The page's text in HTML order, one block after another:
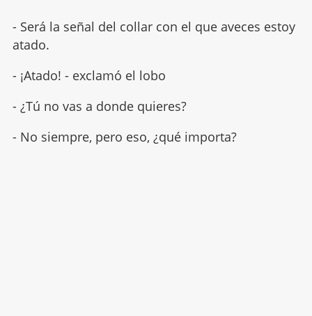
- Será la señal del collar con el que aveces estoy
atado.
- ¡Atado! - exclamó el lobo
- ¿Tú no vas a donde quieres?
- No siempre, pero eso, ¿qué importa?